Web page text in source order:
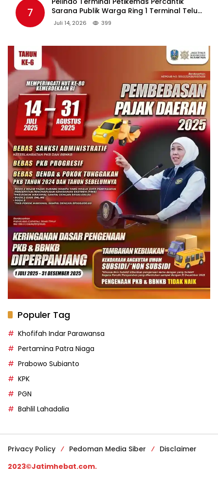
Populer Tag
Khofifah Indar Parawansa
Pertamina Patra Niaga
KPK
PGN
Bahlil Lahadalia
Privacy Policy
2023©Jatimhebat.com.